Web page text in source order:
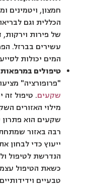
חמצון, ויטמינים
הכללית וגם
עשירים בברזל.
המים יכולות
טיפולים
"פרופורציה"
שקעים. טיפול
מילוי האזורים
שקעים הוא
רבה באזור
ייעוץ כדי
הנדרשת לטיפול
כשאת הטיפול
טבעיים